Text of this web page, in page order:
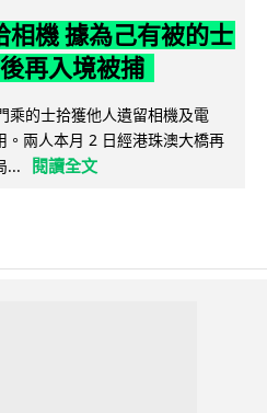
相機 據為己有被的士
再入境被捕
乘的士拾獲他人遺留相機及電
兩人本月 2 日經港珠澳大橋再
...
閱讀全文